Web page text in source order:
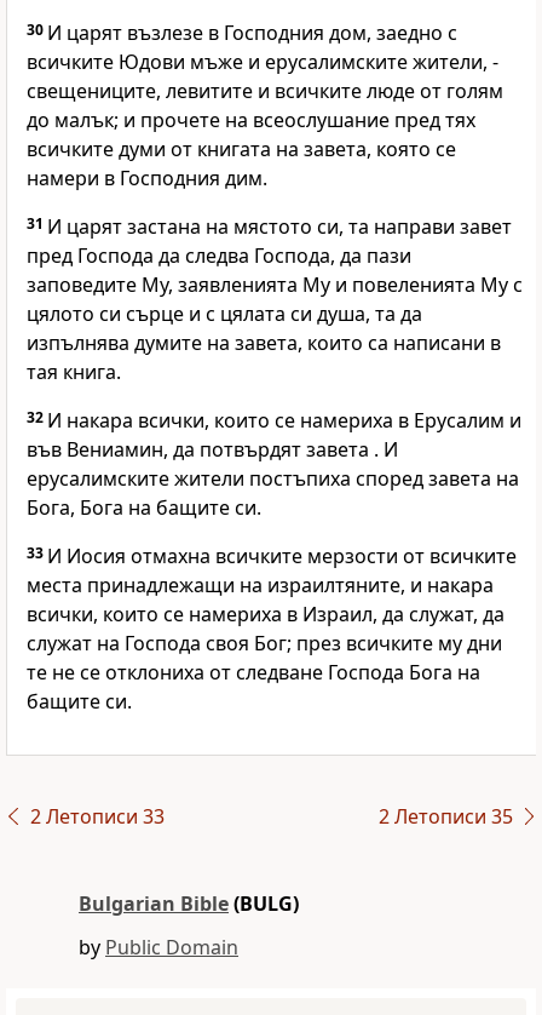
30 И царят възлезе в Господния дом, заедно с
всичките Юдови мъже и ерусалимските жители, -
свещениците, левитите и всичките люде от голям
до малък; и прочете на всеослушание пред тях
всичките думи от книгата на завета, която се
намери в Господния дим.
31 И царят застана на мястото си, та направи завет
пред Господа да следва Господа, да пази
заповедите Му, заявленията Му и повеленията Му с
цялото си сърце и с цялата си душа, та да
изпълнява думите на завета, които са написани в
тая книга.
32 И накара всички, които се намериха в Ерусалим и
във Вениамин, да потвърдят завета . И
ерусалимските жители постъпиха според завета на
Бога, Бога на бащите си.
33 И Иосия отмахна всичките мерзости от всичките
места принадлежащи на израилтяните, и накара
всички, които се намериха в Израил, да служат, да
служат на Господа своя Бог; през всичките му дни
те не се отклониха от следване Господа Бога на
бащите си.
2 Летописи 33 2 Летописи 35
Bulgarian Bible(BULG)
by Public Domain